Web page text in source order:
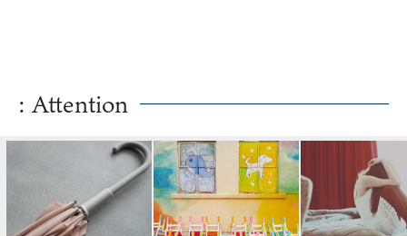
: Attention